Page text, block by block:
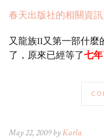
春天出版社的相關資
又龍族II又第一部什麼
了，原來已經等了七年
May 22, 2009 byKarla